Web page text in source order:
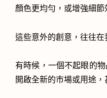
顏色更均勻，或增強細節
這些意外的創意，往往在
有時候，一個不起眼的
開啟全新的市場或用途